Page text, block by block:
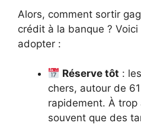
Alors, comment sortir
crédit à la banque ?
adopter :
Réserve tôt :
chers, autour de
rapidement. À
souvent que des